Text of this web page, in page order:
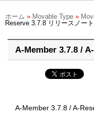
ホーム » Movable Type »
Reserve 3.7.8 リリースノート
A-Member 3.7.8 /
A-Member 3.7.8 / A-